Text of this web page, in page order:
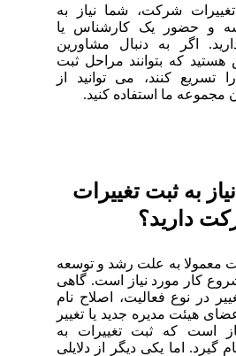
شرکت، شما نیاز به
و حضور یک کارشناس یا
اگر به دنبال مشاورین
که بتوانند مراحل ثبت
تسریع کنند، می توانید از
ما استفاده کنید.
به ثبت تغییرات
دارید؟
معمولا به علت رشد و توسعه
کار مورد نیاز است. گاهی
در نوع فعالیت، اصلاح نام
هیئت مدیره جدید یا تغییر
است که ثبت تغییرات به
اما یکی دیگر از دلایلی